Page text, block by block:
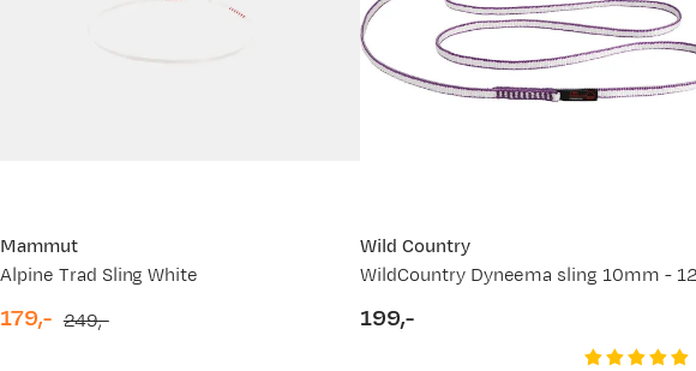
Mammut
Alpine Trad Sling White
179,- 249,-
Wild Country
199,-